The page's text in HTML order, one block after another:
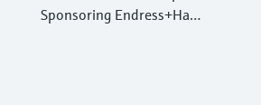
ction de l'environnement
Sponsoring Endress+Haus